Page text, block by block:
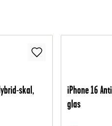
skal,
iPhone 16
glas